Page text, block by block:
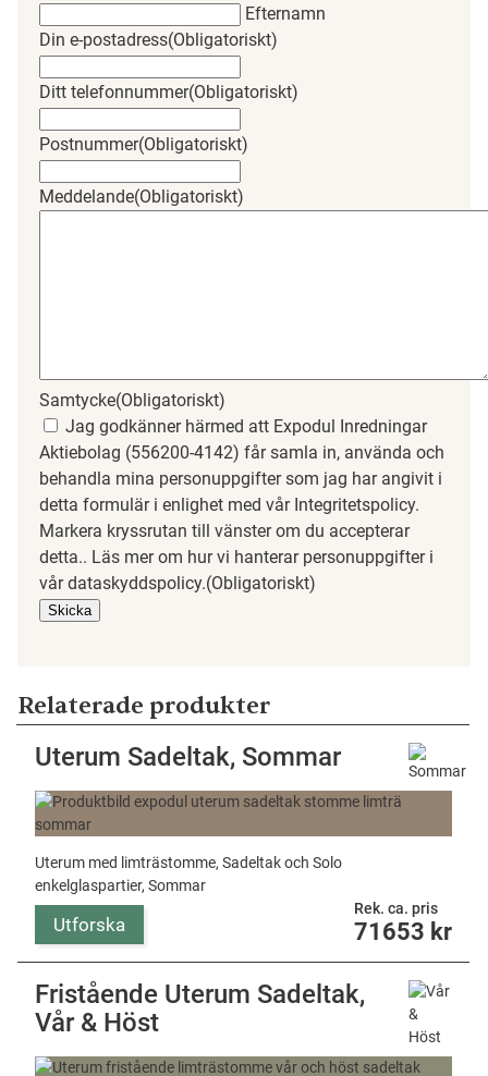
Efternamn
Din e-postadress(Obligatoriskt)
Ditt telefonnummer(Obligatoriskt)
Postnummer(Obligatoriskt)
Meddelande(Obligatoriskt)
Samtycke(Obligatoriskt)
Jag godkänner härmed att Expodul Inredningar
Aktiebolag (556200-4142) får samla in, använda och
behandla mina personuppgifter som jag har angivit i
detta formulär i enlighet med vår Integritetspolicy.
Markera kryssrutan till vänster om du accepterar
detta.. Läs mer om hur vi hanterar personuppgifter i
vår dataskyddspolicy.(Obligatoriskt)
Relaterade produkter
Uterum Sadeltak, Sommar
Uterum med limträstomme, Sadeltak och Solo
enkelglaspartier, Sommar
Utforska
Rek. ca. pris
71653 kr
Fristående Uterum Sadeltak,
Vår & Höst